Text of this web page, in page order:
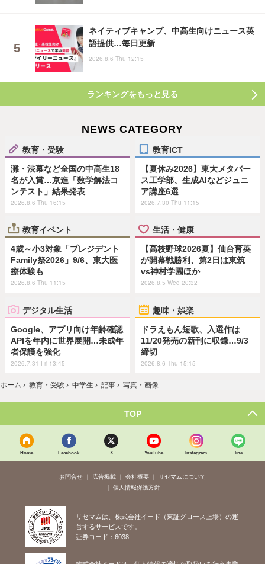
ネイティブキャンプ、中高生向けニュース英
語提供…毎日更新
2026.8.6 Thu 12:15
ランキングをもっと見る
NEWS CATEGORY
教育・受験
灘・渋幕など全国の中高生18
名が入賞…京進「数学解法コ
ンテスト」結果発表
2026.8.6 Thu 16:15
教育ICT
【夏休み2026】東大メタバー
ス工学部、生成AIなどジュニ
ア講座6選
2026.7.30 Thu 11:15
教育イベント
4歳～小3対象「プレジデント
Family祭2026」9/6、東大医
療体験も
2026.8.6 Thu 11:15
生活・健康
【高校野球2026夏】仙台育英
が開幕戦勝利、第2日は東筑
vs神村学園ほか
2026.8.5 Wed 20:32
デジタル生活
Google、アプリ向け年齢確認
APIを年内に世界展開…未成年
者保護を強化
2026.7.31 Fri 13:45
趣味・娯楽
ドラえもん短歌、入選作は
11/20発売の新刊に収録…9/3
締切
2026.8.6 Thu 15:15
ホーム › 教育・受験 › 中学生 › 記事 › 写真・画像
TOP
Home Facebook X YouTube Instagram line
お問合せ 広告掲載 会社概要
リセマムについて
個人情報保護方針
リセマムは、株式会社イード（東証グロース上場）の運
営するサービスです。
証券コード：6038